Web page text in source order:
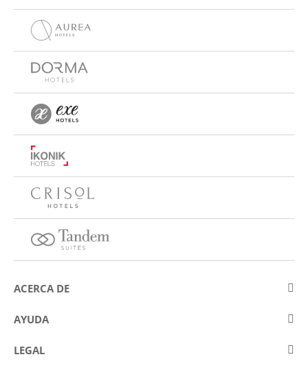
ACERCA DE
Sobre Eurostars Hotel Company
Concursos
AYUDA
Contactar
LEGAL